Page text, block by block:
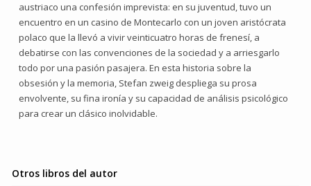
austriaco una confesión imprevista: en su juventud, tuvo un
encuentro en un casino de Montecarlo con un joven aristócrata
polaco que la llevó a vivir veinticuatro horas de frenesí, a
debatirse con las convenciones de la sociedad y a arriesgarlo
todo por una pasión pasajera. En esta historia sobre la
obsesión y la memoria, Stefan zweig despliega su prosa
envolvente, su fina ironía y su capacidad de análisis psicológico
para crear un clásico inolvidable.
Otros libros del autor